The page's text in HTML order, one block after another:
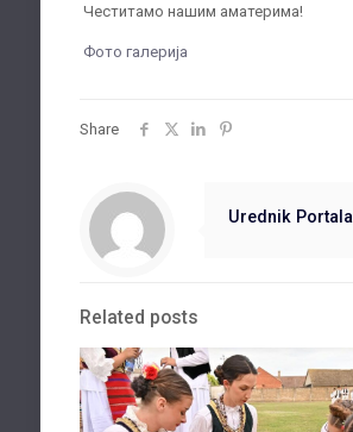
Честитамо нашим аматерима!
Фото галерија
Share
Urednik Portala
Related posts